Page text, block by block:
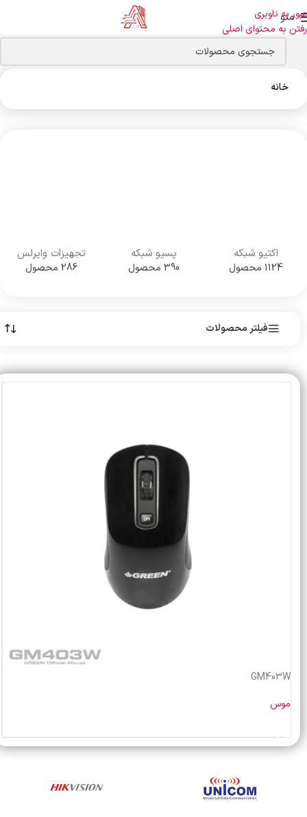
عبور به ناوبری
رفتن به محتوای اصلی
منو
خانه
اکتیو شبکه
1124 محصول
پسیو شبکه
390 محصول
تجهیزات وایرلس
286 محصول
فیلتر محصولات
GM403W
موس